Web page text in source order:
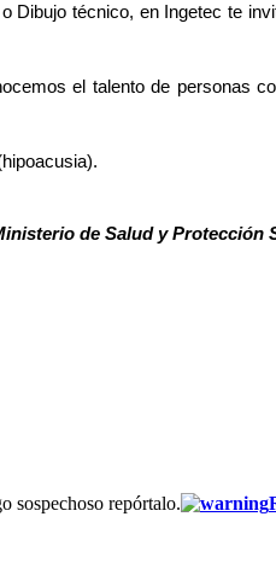
Dibujo técnico, en Ingetec te
el talento de personas
de Salud y Protección
sospechoso repórtalo.